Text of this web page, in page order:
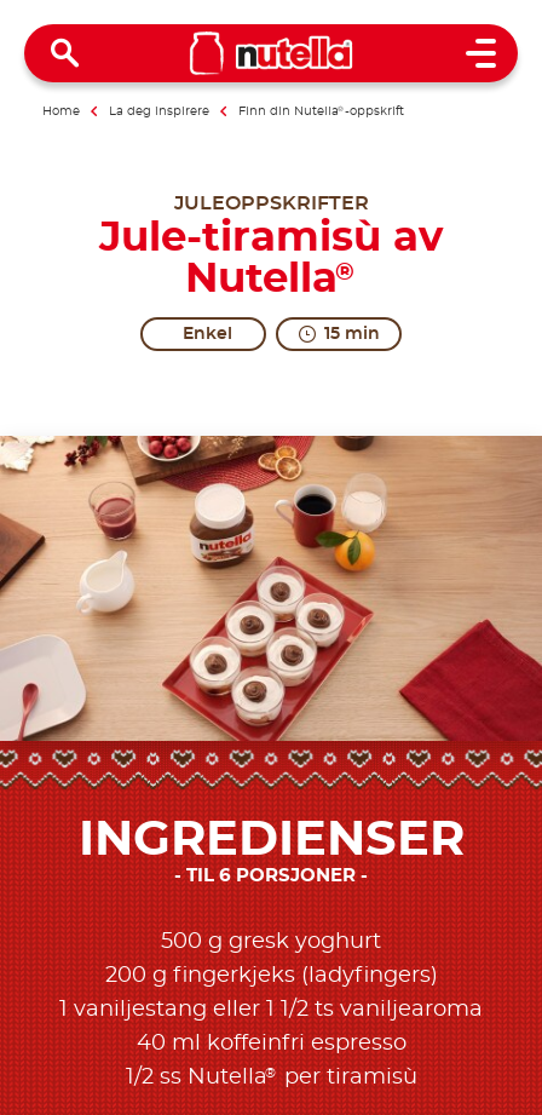
Open
Home La deg inspirere Finn din Nutella®-oppskrift
JULEOPPSKRIFTER
Jule-tiramisù av
Nutella®
Enkel 15 min
INGREDIENSER
TIL 6 PORSJONER
500 g gresk yoghurt
200 g fingerkjeks (ladyfingers)
1 vaniljestang eller 1 1/2 ts vaniljearoma
40 ml koffeinfri espresso
1/2 ss Nutella® per tiramisù